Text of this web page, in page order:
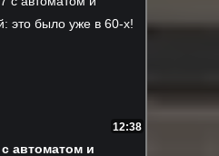
12:38
автоматом и